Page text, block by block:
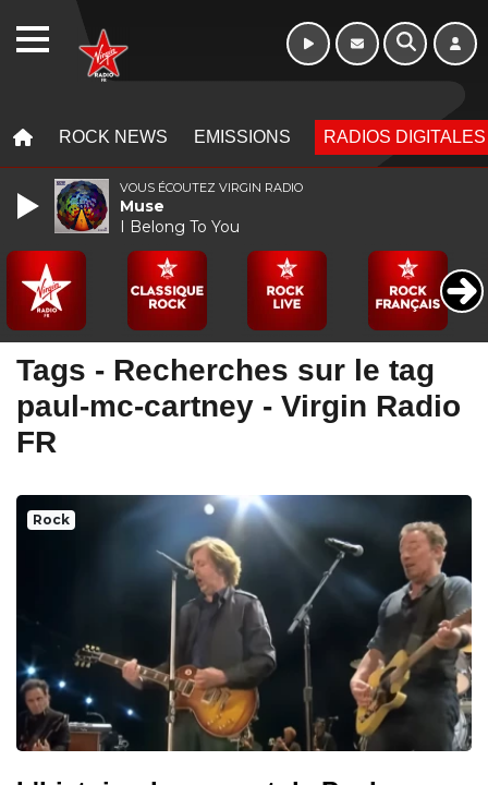
ROCK NEWS EMISSIONS RADIOS DIGITALES
Tags - Recherches sur le tag
paul-mc-cartney - Virgin Radio
FR
Rock
VOUS ÉCOUTEZ VIRGIN RADIO
Muse
I Belong To You
WEBRADIO 16h - 20h